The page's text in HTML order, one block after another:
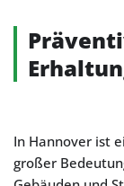
In Hannover ist
großer